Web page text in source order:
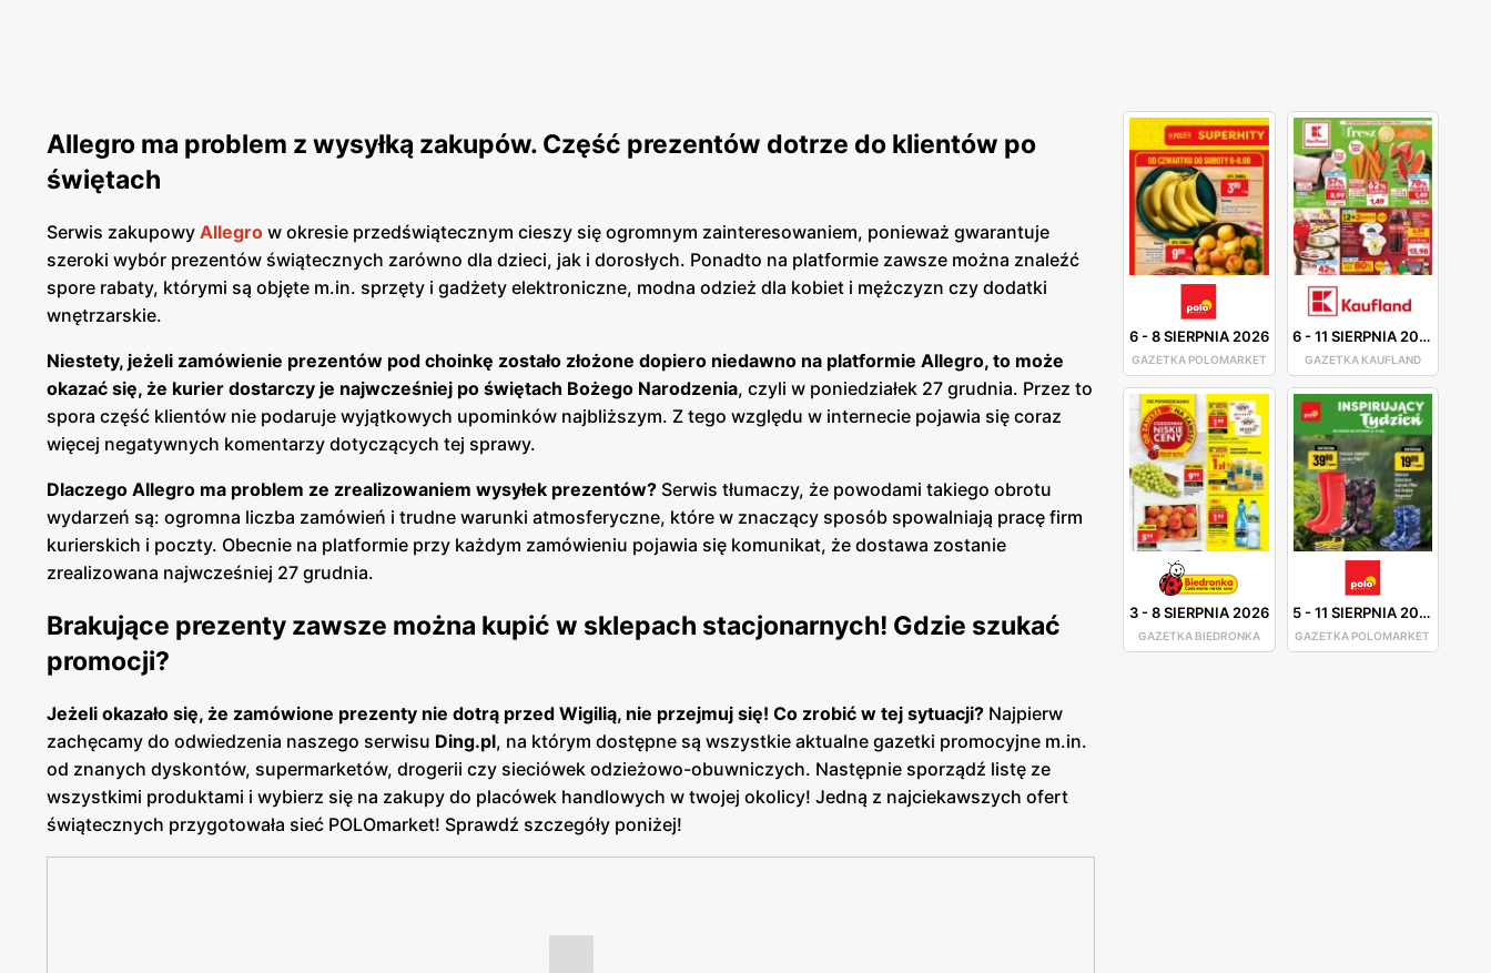
6-8 SIERPNIA 2026
GAZETKA POLOMARKET
6-11 SIERPNIA 2026
GAZETKA KAUFLAND
3-8 SIERPNIA 2026
GAZETKA BIEDRONKA
5-11 SIERPNIA 2026
GAZETKA POLOMARKET
Allegro ma problem z wysyłką zakupów. Część prezentów dotrze do klientów po
świętach
Serwis zakupowy Allegro w okresie przedświątecznym cieszy się ogromnym zainteresowaniem, ponieważ gwarantuje
szeroki wybór prezentów świątecznych zarówno dla dzieci, jak i dorosłych. Ponadto na platformie zawsze można znaleźć
spore rabaty, którymi są objęte m.in. sprzęty i gadżety elektroniczne, modna odzież dla kobiet i mężczyzn czy dodatki
wnętrzarskie.
Niestety, jeżeli zamówienie prezentów pod choinkę zostało złożone dopiero niedawno na platformie Allegro, to może
okazać się, że kurier dostarczy je najwcześniej po świętach Bożego Narodzenia, czyli w poniedziałek 27 grudnia. Przez to
spora część klientów nie podaruje wyjątkowych upominków najbliższym. Z tego względu w internecie pojawia się coraz
więcej negatywnych komentarzy dotyczących tej sprawy.
Dlaczego Allegro ma problem ze zrealizowaniem wysyłek prezentów? Serwis tłumaczy, że powodami takiego obrotu
wydarzeń są: ogromna liczba zamówień i trudne warunki atmosferyczne, które w znaczący sposób spowalniają pracę firm
kurierskich i poczty. Obecnie na platformie przy każdym zamówieniu pojawia się komunikat, że dostawa zostanie
zrealizowana najwcześniej 27 grudnia.
Brakujące prezenty zawsze można kupić w sklepach stacjonarnych! Gdzie szukać
promocji?
Jeżeli okazało się, że zamówione prezenty nie dotrą przed Wigilią, nie przejmuj się! Co zrobić w tej sytuacji? Najpierw
zachęcamy do odwiedzenia naszego serwisu Ding.pl, na którym dostępne są wszystkie aktualne gazetki promocyjne m.in.
od znanych dyskontów, supermarketów, drogerii czy sieciówek odzieżowo-obuwniczych. Następnie sporządź listę ze
wszystkimi produktami i wybierz się na zakupy do placówek handlowych w twojej okolicy! Jedną z najciekawszych ofert
świątecznych przygotowała sieć POLOmarket! Sprawdź szczegóły poniżej!